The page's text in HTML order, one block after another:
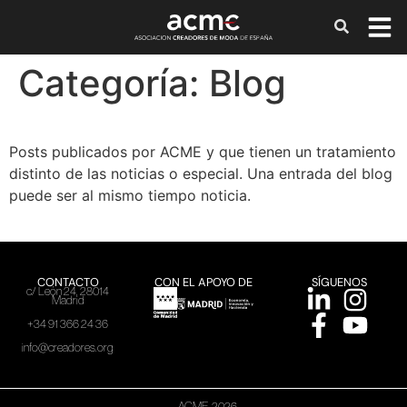
Categoría: Blog
Posts publicados por ACME y que tienen un tratamiento
distinto de las noticias o especial. Una entrada del blog
puede ser al mismo tiempo noticia.
CONTACTO
c/ León 24, 28014
Madrid
+34 91 366 24 36
info@creadores.org
CON EL APOYO DE SÍGUENOS